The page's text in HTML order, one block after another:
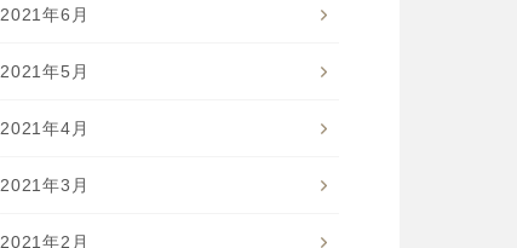
2021年6月
2021年5月
2021年4月
2021年3月
2021年2月